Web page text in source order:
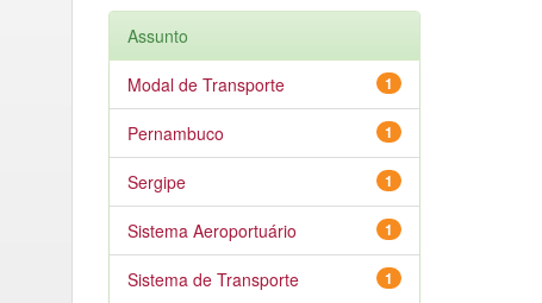
Assunto
1
Modal de Transporte
1
Pernambuco
1
Sergipe
1
Sistema Aeroportuário
1
Sistema de Transporte